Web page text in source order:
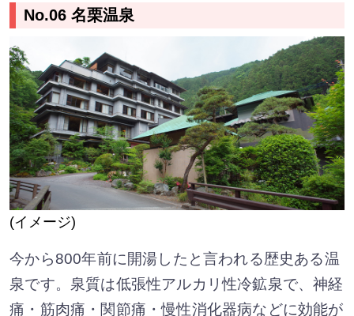
No.06 名栗温泉
(イメージ)
今から800年前に開湯したと言われる歴史ある温
泉です。泉質は低張性アルカリ性冷鉱泉で、神経
痛・筋肉痛・関節痛・慢性消化器病などに効能が